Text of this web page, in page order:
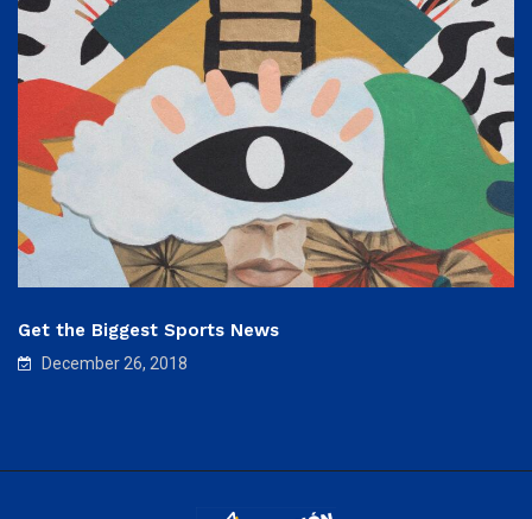
Get the Biggest Sports News
December 26, 2018